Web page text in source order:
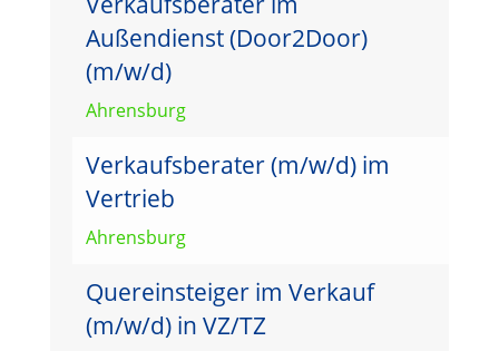
Außendienst (Door2Door)
(m/w/d)
Ahrensburg
Verkaufsberater (m/w/d) im
Vertrieb
Ahrensburg
Quereinsteiger im Verkauf
(m/w/d) in VZ/TZ